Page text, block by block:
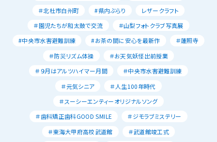
＃北杜市白州町
#県内ぶらり
レザークラフト
＃園児たちが和太鼓で交流
＃山梨フォトクラブ写真展
#中央市水害避難訓練
#お茶の間に安心を最新作
＃蓮照寺
＃防災リズム体操
＃お天気妖怪出前授業
＃９月はアルツハイマー月間
＃中央市水害避難訓練
＃元気シニア
＃人生100年時代
＃スーシーエンティーオリジナルソング
＃歯科矯正歯科GOOD SMILE
＃ジモラブミステリー
＃東海大甲府高校武道館
＃武道館竣工式